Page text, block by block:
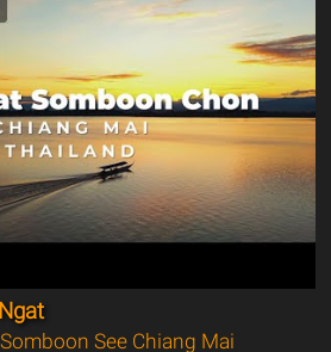
See Chiang Mai